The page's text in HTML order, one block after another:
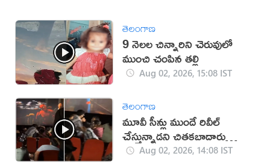
తెలంగాణ
9 నెలల చిన్నారిని చెరువులో
ముంచి చంపిన తల్లి
Aug 02, 2026, 15:08 IST
తెలంగాణ
మూవీ సీన్లు ముందే రివీల్
చేస్తున్నాడని చితకబాదారు
(వీడియో)
Aug 02, 2026, 14:08 IST